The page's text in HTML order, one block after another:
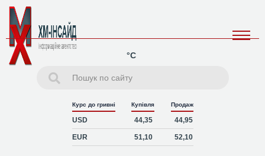
°C
Курс до гривні Купівля Продаж
USD 44,35 44,95
EUR 51,10 52,10